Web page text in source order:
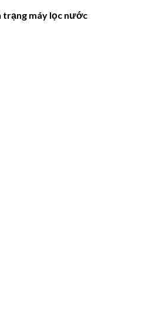
trạng máy lọc nước